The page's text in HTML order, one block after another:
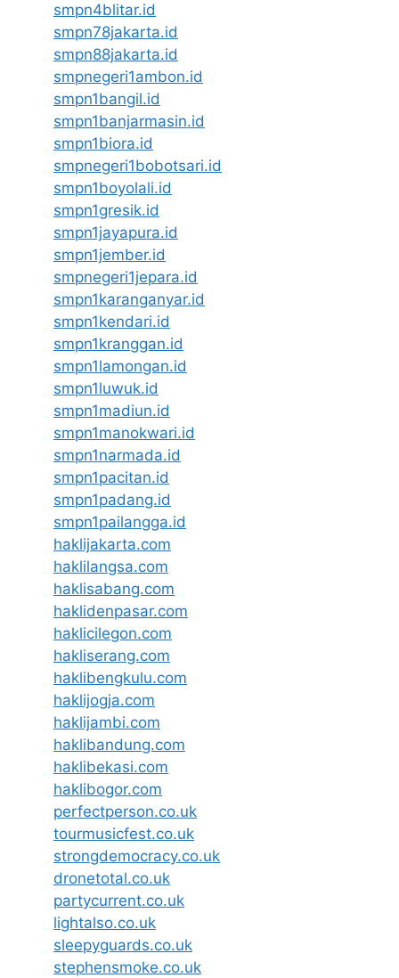
smpn4blitar.id
smpn78jakarta.id
smpn88jakarta.id
smpnegeri1ambon.id
smpn1bangil.id
smpn1banjarmasin.id
smpn1biora.id
smpnegeri1bobotsari.id
smpn1boyolali.id
smpn1gresik.id
smpn1jayapura.id
smpn1jember.id
smpnegeri1jepara.id
smpn1karanganyar.id
smpn1kendari.id
smpn1kranggan.id
smpn1lamongan.id
smpn1luwuk.id
smpn1madiun.id
smpn1manokwari.id
smpn1narmada.id
smpn1pacitan.id
smpn1padang.id
smpn1pailangga.id
haklijakarta.com
haklilangsa.com
haklisabang.com
haklidenpasar.com
haklicilegon.com
hakliserang.com
haklibengkulu.com
haklijogja.com
haklijambi.com
haklibandung.com
haklibekasi.com
haklibogor.com
perfectperson.co.uk
tourmusicfest.co.uk
strongdemocracy.co.uk
dronetotal.co.uk
partycurrent.co.uk
lightalso.co.uk
sleepyguards.co.uk
stephensmoke.co.uk